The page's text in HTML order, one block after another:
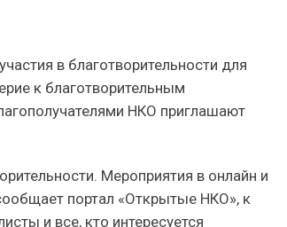
в благотворительности для
к благотворительным
НКО приглашают
Мероприятия в онлайн и
портал «Открытые НКО», к
и все, кто интересуется